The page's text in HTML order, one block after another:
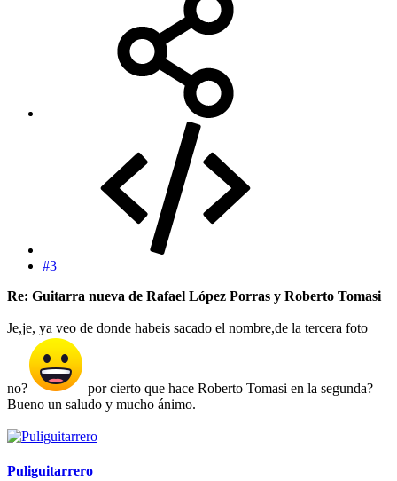
#3
Re: Guitarra nueva de Rafael López Porras y Roberto Tomasi
Je,je, ya veo de donde habeis sacado el nombre,de la tercera foto
no?
por cierto que hace Roberto Tomasi en la segunda?
Bueno un saludo y mucho ánimo.
Puliguitarrero